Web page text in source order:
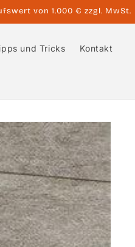
Bestellung!
und Tricks Kontakt